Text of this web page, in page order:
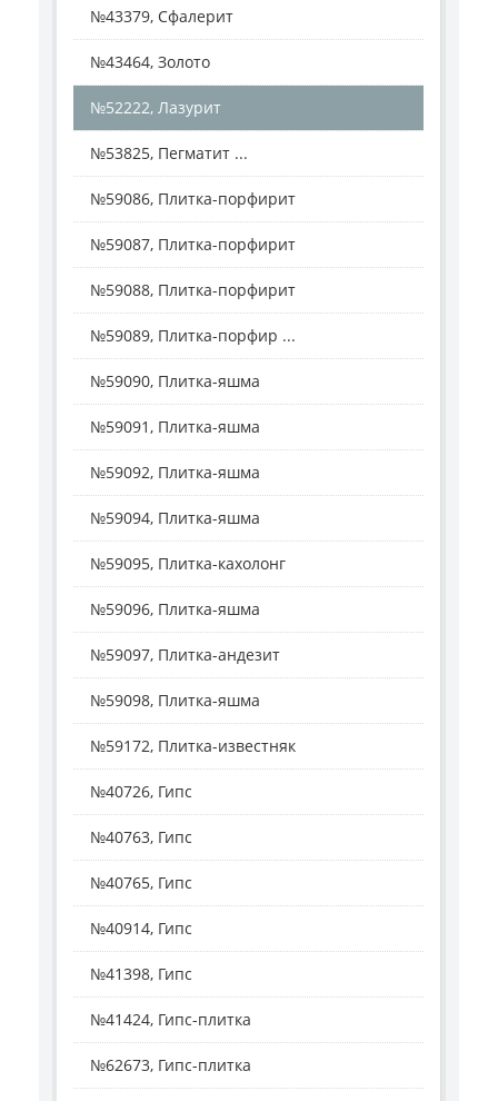
№43379, Сфалерит
№43464, Золото
№52222, Лазурит
№53825, Пегматит ...
№59086, Плитка-порфирит
№59087, Плитка-порфирит
№59088, Плитка-порфирит
№59089, Плитка-порфир ...
№59090, Плитка-яшма
№59091, Плитка-яшма
№59092, Плитка-яшма
№59094, Плитка-яшма
№59095, Плитка-кахолонг
№59096, Плитка-яшма
№59097, Плитка-андезит
№59098, Плитка-яшма
№59172, Плитка-известняк
№40726, Гипс
№40763, Гипс
№40765, Гипс
№40914, Гипс
№41398, Гипс
№41424, Гипс-плитка
№62673, Гипс-плитка